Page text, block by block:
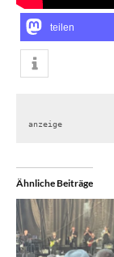
teilen
anzeige
Ähnliche Beiträge